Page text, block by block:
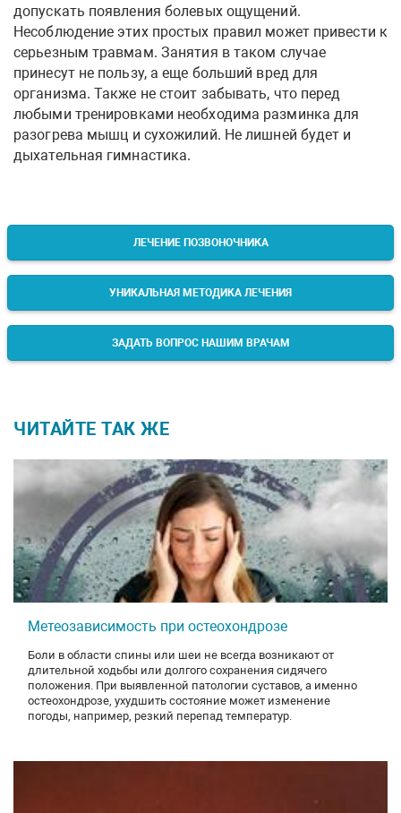
допускать появления болевых ощущений.
Несоблюдение этих простых правил может привести к
серьезным травмам. Занятия в таком случае
принесут не пользу, а еще больший вред для
организма. Также не стоит забывать, что перед
любыми тренировками необходима разминка для
разогрева мышц и сухожилий. Не лишней будет и
дыхательная гимнастика.
ЛЕЧЕНИЕ ПОЗВОНОЧНИКА
УНИКАЛЬНАЯ МЕТОДИКА ЛЕЧЕНИЯ
ЗАДАТЬ ВОПРОС НАШИМ ВРАЧАМ
ЧИТАЙТЕ ТАК ЖЕ
Метеозависимость при остеохондрозе
Боли в области спины или шеи не всегда возникают от
длительной ходьбы или долгого сохранения сидячего
положения. При выявленной патологии суставов, а именно
остеохондрозе, ухудшить состояние может изменение
погоды, например, резкий перепад температур.